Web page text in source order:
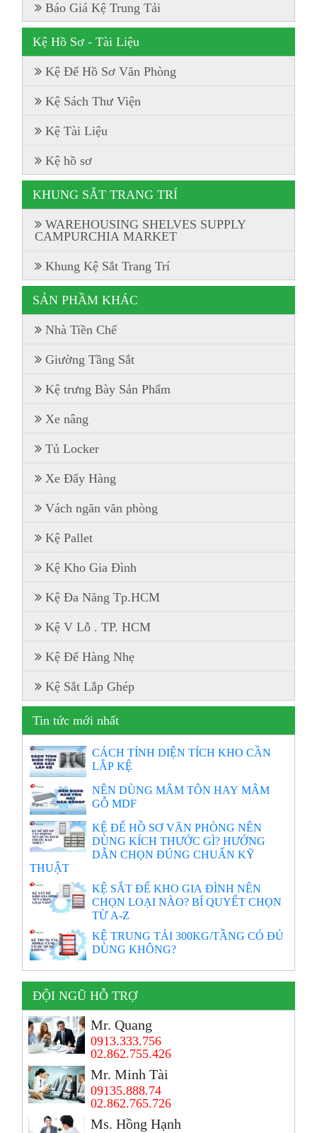
Báo Giá Kệ Trung Tải
Kệ Hồ Sơ - Tài Liệu
Kệ Để Hồ Sơ Văn Phòng
Kệ Sách Thư Viện
Kệ Tài Liệu
Kệ hồ sơ
KHUNG SẮT TRANG TRÍ
WAREHOUSING SHELVES SUPPLY
CAMPURCHIA MARKET
Khung Kệ Sắt Trang Trí
SẢN PHẦM KHÁC
Nhà Tiền Chế
Giường Tầng Sắt
Kệ trưng Bày Sản Phẩm
Xe nâng
Tủ Locker
Xe Đẩy Hàng
Vách ngăn văn phòng
Kệ Pallet
Kệ Kho Gia Đình
Kệ Đa Năng Tp.HCM
Kệ V Lỗ . TP. HCM
Kệ Để Hàng Nhẹ
Kệ Sắt Lắp Ghép
Tin tức mới nhất
CÁCH TÍNH DIỆN TÍCH KHO CẦN
LẮP KỆ
NÊN DÙNG MÂM TÔN HAY MÂM
GỖ MDF
KỆ ĐỂ HỒ SƠ VĂN PHÒNG NÊN
DÙNG KÍCH THƯỚC GÌ? HƯỚNG
DẪN CHỌN ĐÚNG CHUẨN KỸ
THUẬT
KỆ SẮT ĐỂ KHO GIA ĐÌNH NÊN
CHỌN LOẠI NÀO? BÍ QUYẾT CHỌN
TỪ A-Z
KỆ TRUNG TẢI 300KG/TẦNG CÓ ĐỦ
DÙNG KHÔNG?
ĐỘI NGŨ HỖ TRỢ
Mr. Quang
0913.333.756
02.862.755.426
Mr. Minh Tài
09135.888.74
02.862.765.726
Ms. Hồng Hạnh